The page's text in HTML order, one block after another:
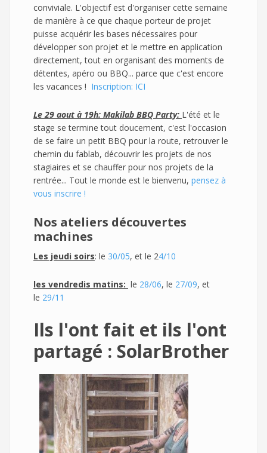
conviviale. L'objectif est d'organiser cette semaine
de manière à ce que chaque porteur de projet
puisse acquérir les bases nécessaires pour
développer son projet et le mettre en application
directement, tout en organisant des moments de
détentes, apéro ou BBQ... parce que c'est encore
les vacances ! Inscription: ICI
Le 29 aout à 19h: Makilab BBQ Party: L'été et le
stage se termine tout doucement, c'est l'occasion
de se faire un petit BBQ pour la route, retrouver le
chemin du fablab, découvrir les projets de nos
stagiaires et se chauffer pour nos projets de la
rentrée... Tout le monde est le bienvenu, pensez à
vous inscrire !
Nos ateliers découvertes
machines
Les jeudi soirs: le 30/05, et le 24/10
les vendredis matins: le 28/06, le 27/09, et
le 29/11
Ils l'ont fait et ils l'ont
partagé : SolarBrother